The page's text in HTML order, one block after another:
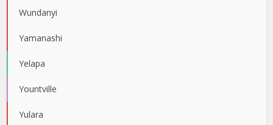
Wundanyi
Yamanashi
Yelapa
Yountville
Yulara